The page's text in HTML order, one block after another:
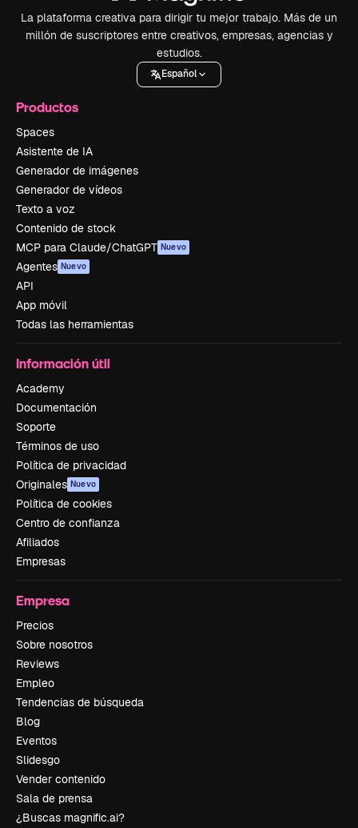
La plataforma creativa para dirigir tu mejor trabajo. Más de un
millón de suscriptores entre creativos, empresas, agencias y
estudios.
Español
Productos
Spaces
Asistente de IA
Generador de imágenes
Generador de vídeos
Texto a voz
Contenido de stock
MCP para Claude/ChatGPT Nuevo
Agentes Nuevo
API
App móvil
Todas las herramientas
Información útil
Academy
Documentación
Soporte
Términos de uso
Política de privacidad
Originales Nuevo
Política de cookies
Centro de confianza
Afiliados
Empresas
Empresa
Precios
Sobre nosotros
Reviews
Empleo
Tendencias de búsqueda
Blog
Eventos
Slidesgo
Vender contenido
Sala de prensa
¿Buscas magnific.ai?